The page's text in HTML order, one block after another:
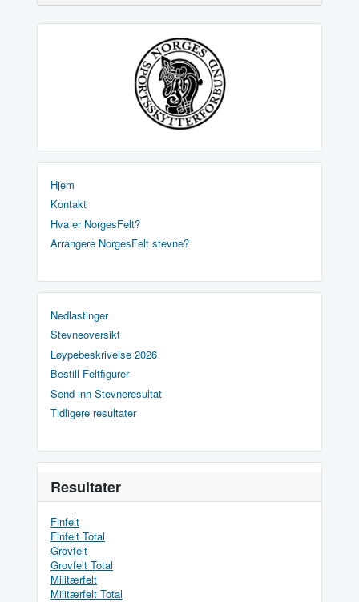
Hjem
Kontakt
Hva er NorgesFelt?
Arrangere NorgesFelt stevne?
Nedlastinger
Stevneoversikt
Løypebeskrivelse 2026
Bestill Feltfigurer
Send inn Stevneresultat
Tidligere resultater
Resultater
Finfelt
Finfelt Total
Grovfelt
Grovfelt Total
Militærfelt
Militærfelt Total